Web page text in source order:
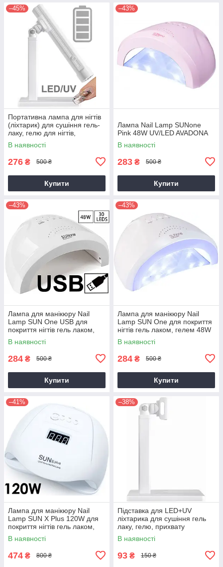
–45%
Портативна лампа для нігтів
(ліхтарик) для сушіння гель-
лаку, гелю для нігтів,
прихвату з акумулятором із
підставкою
В наявності
276 ₴ 500 ₴
Купити
–43%
Лампа Nail Lamp SUNone
Pink 48W UV/LED AVADONA
В наявності
283 ₴ 500 ₴
Купити
–43%
Лампа для манікюру Nail
Lamp SUN One USB для
покриття нігтів гель лаком,
гелем 48W UV/LED White
AVADONA
В наявності
284 ₴ 500 ₴
Купити
–43%
Лампа для манікюру Nail
Lamp SUN One для покриття
нігтів гель лаком, гелем 48W
UV/LED White AVADONA
В наявності
284 ₴ 500 ₴
Купити
–41%
Лампа для манікюру Nail
Lamp SUN X Plus 120W для
покриття нігтів гель лаком,
гелем UV/LED White
AVADONA
В наявності
474 ₴ 800 ₴
–38%
Підставка для LED+UV
ліхтарика для сушіння гель
лаку, гелю, прихвату
AVADONA
В наявності
93 ₴ 150 ₴